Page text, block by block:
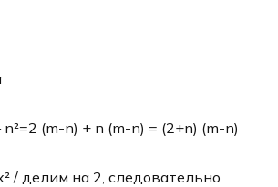
(m-n) + n (m-n) = (2+n) (m-n)
/ делим на 2, следовательно